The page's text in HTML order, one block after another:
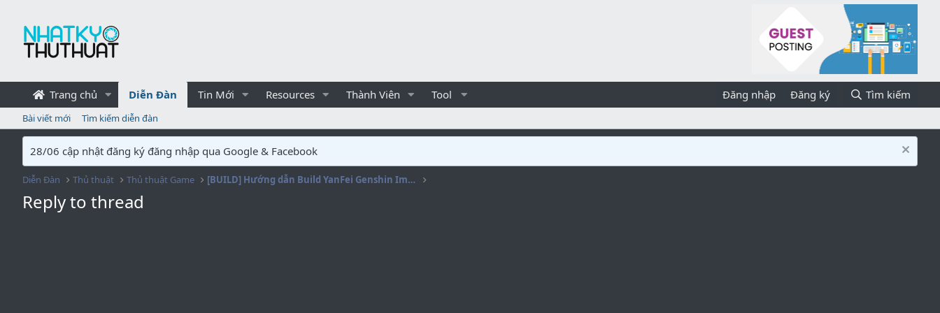
Trang chủ Diễn Đàn Tin Mới Resources Thành Viên Tool Đăng nhập Đăng ký Tìm kiếm
Bài viết mới Tìm kiếm diễn đàn
28/06 cập nhật đăng ký đăng nhập qua Google & Facebook
Diễn Đàn Thủ thuật Thủ thuật Game [BUILD] Hướng dẫn Build YanFei Genshin Impact 2022
Reply to thread